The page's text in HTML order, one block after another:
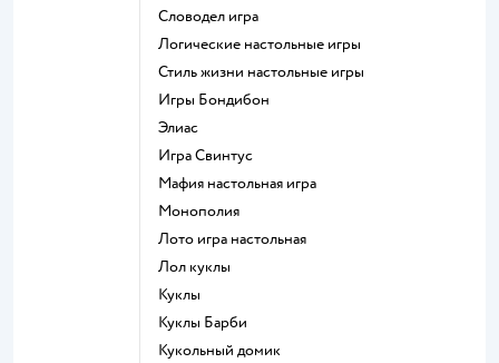
Словодел игра
Логические настольные игры
Стиль жизни настольные игры
Игры Бондибон
Элиас
Игра Свинтус
Мафия настольная игра
Монополия
Лото игра настольная
Лол куклы
Куклы
Куклы Барби
Кукольный домик